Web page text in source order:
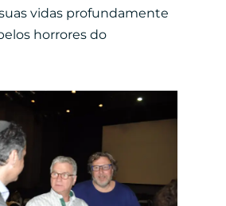
vidas profundamente
horrores do